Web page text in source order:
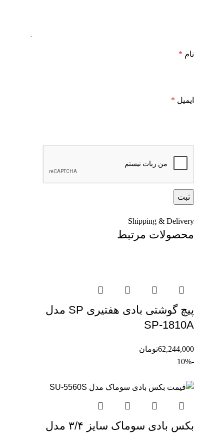
نام *
ایمیل *
Shipping & Delivery
محصولات مرتبط
پیچ گوشتی بادی هفتیری SP مدل
SP-1810A
62,244,000تومان
-10%
بکس بادی سوماک سایز ۳/۴ مدل